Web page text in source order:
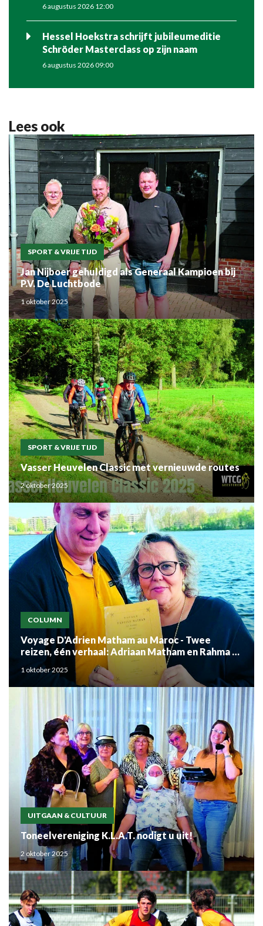
6 augustus 2026 12:00
Hessel Hoekstra schrijft jubileumeditie
Schröder Masterclass op zijn naam
6 augustus 2026 09:00
Lees ook
SPORT & VRIJE TIJD
Jan Nijboer gehuldigd als Generaal Kampioen bij
P.V. De Luchtbode
1 oktober 2025
SPORT & VRIJE TIJD
Vasser Heuvelen Classic met vernieuwde routes
2 oktober 2025
COLUMN
Voyage D'Adrien Matham au Maroc - Twee
reizen, één verhaal: Adriaan Matham en Rahma el
Mouden
1 oktober 2025
UITGAAN & CULTUUR
Toneelvereniging K.L.A.T. nodigt u uit!
2 oktober 2025